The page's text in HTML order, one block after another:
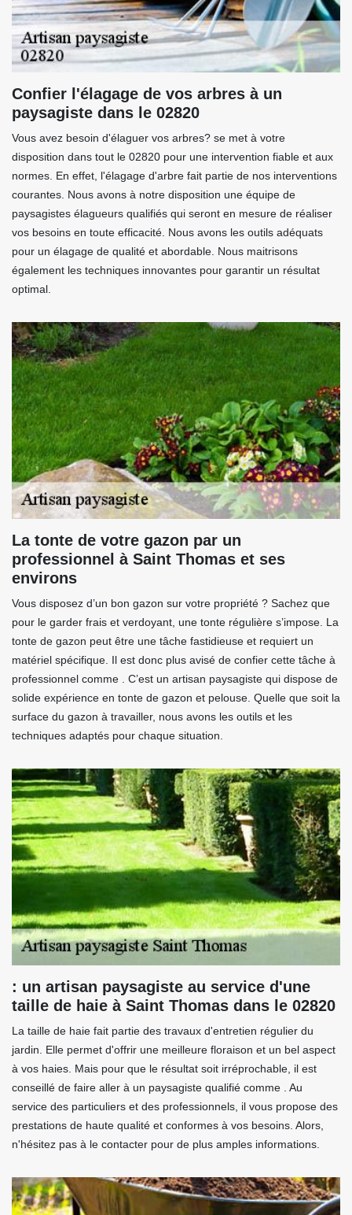
Confier l'élagage de vos arbres à un
paysagiste dans le 02820
Vous avez besoin d'élaguer vos arbres? se met à votre
disposition dans tout le 02820 pour une intervention fiable et aux
normes. En effet, l'élagage d'arbre fait partie de nos interventions
courantes. Nous avons à notre disposition une équipe de
paysagistes élagueurs qualifiés qui seront en mesure de réaliser
vos besoins en toute efficacité. Nous avons les outils adéquats
pour un élagage de qualité et abordable. Nous maitrisons
également les techniques innovantes pour garantir un résultat
optimal.
La tonte de votre gazon par un
professionnel à Saint Thomas et ses
environs
Vous disposez d’un bon gazon sur votre propriété ? Sachez que
pour le garder frais et verdoyant, une tonte régulière s’impose. La
tonte de gazon peut être une tâche fastidieuse et requiert un
matériel spécifique. Il est donc plus avisé de confier cette tâche à
professionnel comme . C’est un artisan paysagiste qui dispose de
solide expérience en tonte de gazon et pelouse. Quelle que soit la
surface du gazon à travailler, nous avons les outils et les
techniques adaptés pour chaque situation.
: un artisan paysagiste au service d'une
taille de haie à Saint Thomas dans le 02820
La taille de haie fait partie des travaux d'entretien régulier du
jardin. Elle permet d'offrir une meilleure floraison et un bel aspect
à vos haies. Mais pour que le résultat soit irréprochable, il est
conseillé de faire aller à un paysagiste qualifié comme . Au
service des particuliers et des professionnels, il vous propose des
prestations de haute qualité et conformes à vos besoins. Alors,
n'hésitez pas à le contacter pour de plus amples informations.